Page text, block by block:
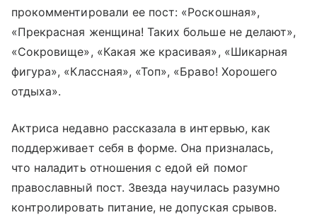
прокомментировали ее пост: «Роскошная»,
«Прекрасная женщина! Таких больше не делают»,
«Сокровище», «Какая же красивая», «Шикарная
фигура», «Классная», «Топ», «Браво! Хорошего
отдыха».
Актриса недавно рассказала в интервью, как
поддерживает себя в форме. Она призналась,
что наладить отношения с едой ей помог
православный пост. Звезда научилась разумно
контролировать питание, не допуская срывов.